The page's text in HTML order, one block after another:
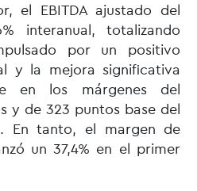
el EBITDA ajustado del
interanual, totalizando
por un positivo
y la mejora significativa
en los márgenes del
y de 323 puntos base del
En tanto, el margen de
un 37,4% en el primer